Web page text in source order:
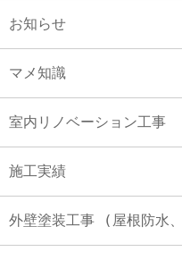
お知らせ
マメ知識
室内リノベーション工事
施工実績
外壁塗装工事 (屋根防水